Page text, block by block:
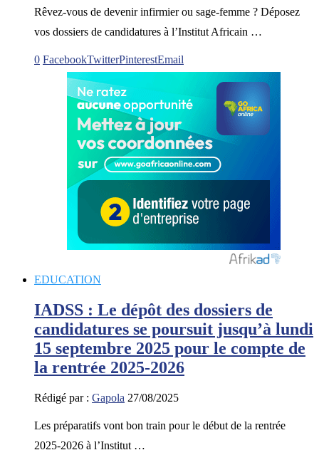
Rêvez-vous de devenir infirmier ou sage-femme ? Déposez
vos dossiers de candidatures à l’Institut Africain …
0 FacebookTwitterPinterestEmail
EDUCATION
IADSS : Le dépôt des dossiers de
candidatures se poursuit jusqu’à lundi
15 septembre 2025 pour le compte de
la rentrée 2025-2026
Rédigé par : Gapola 27/08/2025
Les préparatifs vont bon train pour le début de la rentrée
2025-2026 à l’Institut …